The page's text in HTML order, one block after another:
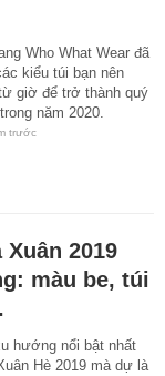
Who What Wear đã
kiểu túi bạn nên
giờ để trở thành quý
năm 2020.
trước
2019
màu be, túi
hướng nổi bật nhất
Hè 2019 mà dự là